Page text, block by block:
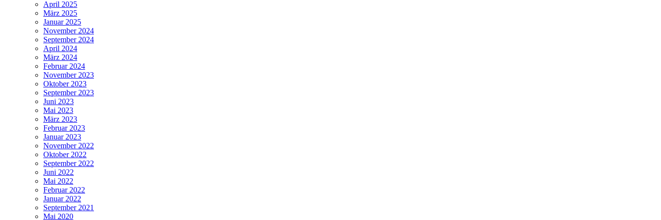
April 2025
März 2025
Januar 2025
November 2024
September 2024
April 2024
März 2024
Februar 2024
November 2023
Oktober 2023
September 2023
Juni 2023
Mai 2023
März 2023
Februar 2023
Januar 2023
November 2022
Oktober 2022
September 2022
Juni 2022
Mai 2022
Februar 2022
Januar 2022
September 2021
Mai 2020